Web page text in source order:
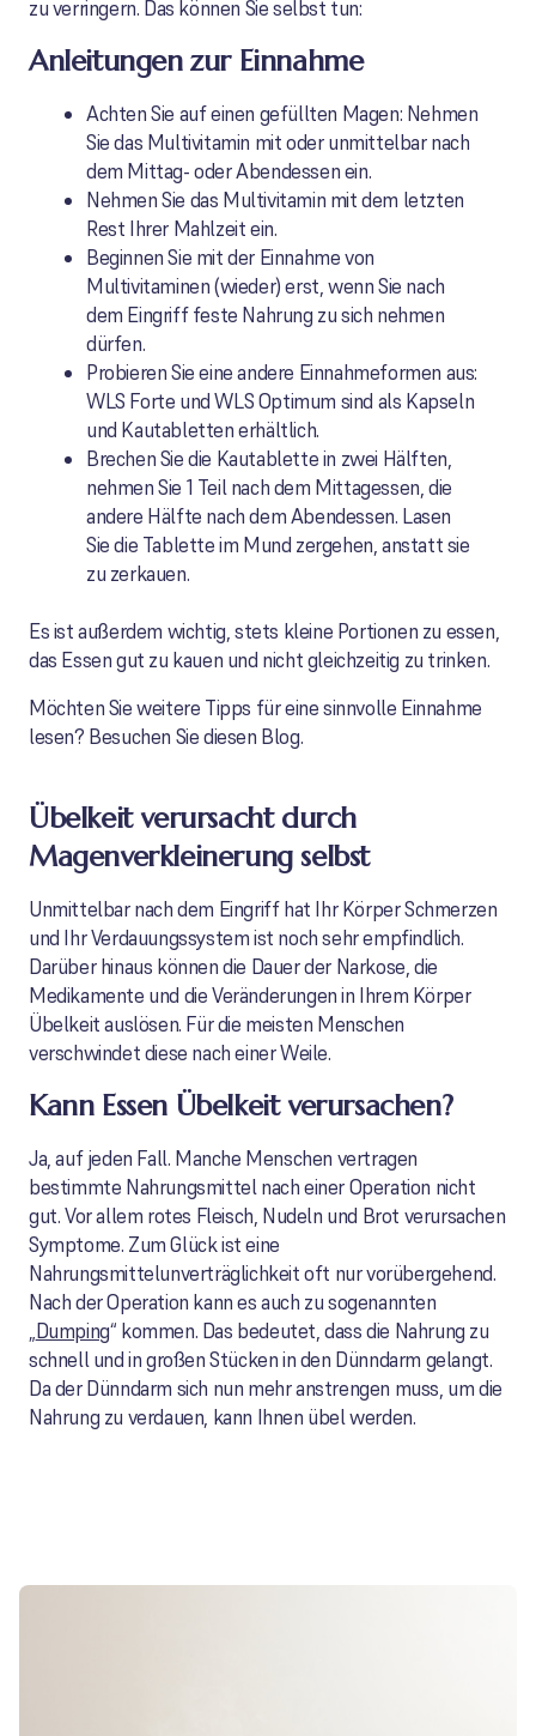
zu verringern. Das können Sie selbst tun:
Anleitungen zur Einnahme
Achten Sie auf einen gefüllten Magen: Nehmen
Sie das Multivitamin mit oder unmittelbar nach
dem Mittag- oder Abendessen ein.
Nehmen Sie das Multivitamin mit dem letzten
Rest Ihrer Mahlzeit ein.
Beginnen Sie mit der Einnahme von
Multivitaminen (wieder) erst, wenn Sie nach
dem Eingriff feste Nahrung zu sich nehmen
dürfen.
Probieren Sie eine andere Einnahmeformen aus:
WLS Forte und WLS Optimum sind als Kapseln
und Kautabletten erhältlich.
Brechen Sie die Kautablette in zwei Hälften,
nehmen Sie 1 Teil nach dem Mittagessen, die
andere Hälfte nach dem Abendessen. Lasen
Sie die Tablette im Mund zergehen, anstatt sie
zu zerkauen.
Es ist außerdem wichtig, stets kleine Portionen zu essen,
das Essen gut zu kauen und nicht gleichzeitig zu trinken.
Möchten Sie weitere Tipps für eine sinnvolle Einnahme
lesen? Besuchen Sie diesen Blog.
Übelkeit verursacht durch
Magenverkleinerung selbst
Unmittelbar nach dem Eingriff hat Ihr Körper Schmerzen
und Ihr Verdauungssystem ist noch sehr empfindlich.
Darüber hinaus können die Dauer der Narkose, die
Medikamente und die Veränderungen in Ihrem Körper
Übelkeit auslösen. Für die meisten Menschen
verschwindet diese nach einer Weile.
Kann Essen Übelkeit verursachen?
Ja, auf jeden Fall. Manche Menschen vertragen
bestimmte Nahrungsmittel nach einer Operation nicht
gut. Vor allem rotes Fleisch, Nudeln und Brot verursachen
Symptome. Zum Glück ist eine
Nahrungsmittelunverträglichkeit oft nur vorübergehend.
Nach der Operation kann es auch zu sogenannten
„Dumping“ kommen. Das bedeutet, dass die Nahrung zu
schnell und in großen Stücken in den Dünndarm gelangt.
Da der Dünndarm sich nun mehr anstrengen muss, um die
Nahrung zu verdauen, kann Ihnen übel werden.